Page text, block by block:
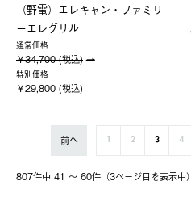
（野電）エレキャン・ファミリ
ーエレグリル
通常価格
￥34,700 (税込)
特別価格
￥29,800 (税込)
807件中 41 〜 60件（3ページ⽬を表⽰中）
前へ 1 2 3 4